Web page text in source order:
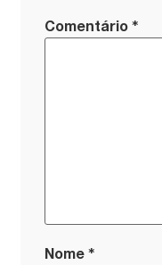
Comentário*
Nome*